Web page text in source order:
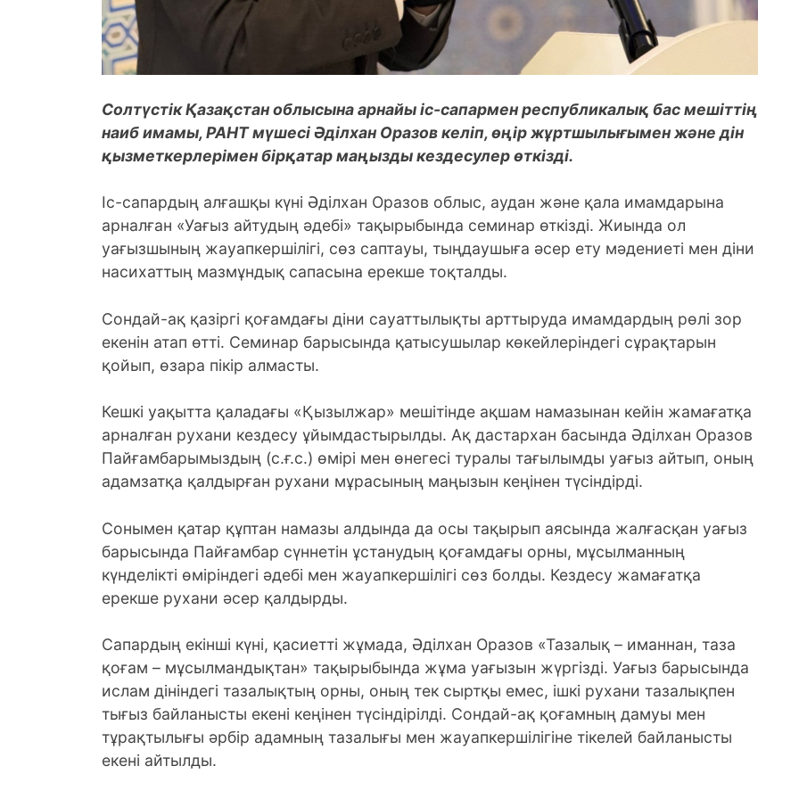
Солтүстік Қазақстан облысына арнайы іс-сапармен республикалық бас мешіттің
наиб имамы, РАНТ мүшесі Әділхан Оразов келіп, өңір жұртшылығымен және дін
қызметкерлерімен бірқатар маңызды кездесулер өткізді.
Іс-сапардың алғашқы күні Әділхан Оразов облыс, аудан және қала имамдарына
арналған «Уағыз айтудың әдебі» тақырыбында семинар өткізді. Жиында ол
уағызшының жауапкершілігі, сөз саптауы, тыңдаушыға әсер ету мәдениеті мен діни
насихаттың мазмұндық сапасына ерекше тоқталды.
Сондай-ақ қазіргі қоғамдағы діни сауаттылықты арттыруда имамдардың рөлі зор
екенін атап өтті. Семинар барысында қатысушылар көкейлеріндегі сұрақтарын
қойып, өзара пікір алмасты.
Кешкі уақытта қаладағы «Қызылжар» мешітінде ақшам намазынан кейін жамағатқа
арналған рухани кездесу ұйымдастырылды. Ақ дастархан басында Әділхан Оразов
Пайғамбарымыздың (с.ғ.с.) өмірі мен өнегесі туралы тағылымды уағыз айтып, оның
адамзатқа қалдырған рухани мұрасының маңызын кеңінен түсіндірді.
Сонымен қатар құптан намазы алдында да осы тақырып аясында жалғасқан уағыз
барысында Пайғамбар сүннетін ұстанудың қоғамдағы орны, мұсылманның
күнделікті өміріндегі әдебі мен жауапкершілігі сөз болды. Кездесу жамағатқа
ерекше рухани әсер қалдырды.
Сапардың екінші күні, қасиетті жұмада, Әділхан Оразов «Тазалық – иманнан, таза
қоғам – мұсылмандықтан» тақырыбында жұма уағызын жүргізді. Уағыз барысында
ислам дініндегі тазалықтың орны, оның тек сыртқы емес, ішкі рухани тазалықпен
тығыз байланысты екені кеңінен түсіндірілді. Сондай-ақ қоғамның дамуы мен
тұрақтылығы әрбір адамның тазалығы мен жауапкершілігіне тікелей байланысты
екені айтылды.